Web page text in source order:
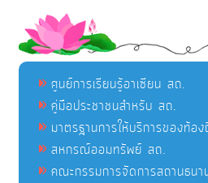
ศูนย์การเรียนรู้อาเซียน สถ.
คู่มือประชาชนสำหรับ สถ.
มาตรฐานการให้บริการของท้อ
สหกรณ์ออมทรัพย์ สถ.
คณะกรรมการจัดการสถานธน